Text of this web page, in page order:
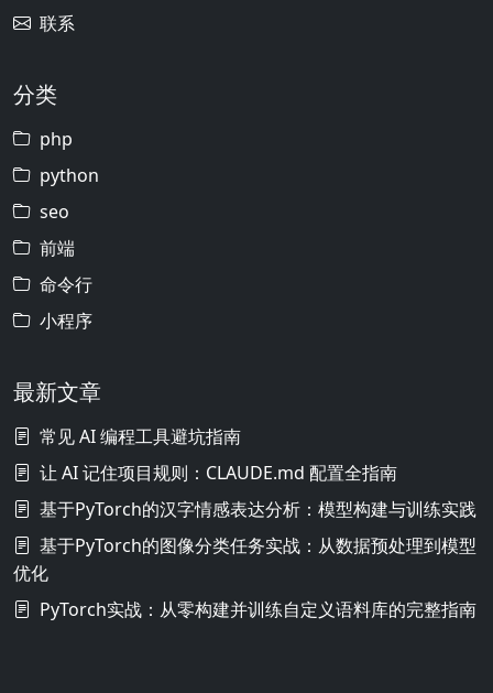
联系
分类
php
python
seo
前端
命令行
小程序
最新文章
常见 AI 编程工具避坑指南
让 AI 记住项目规则：CLAUDE.md 配置全指南
基于PyTorch的汉字情感表达分析：模型构建与训练实践
基于PyTorch的图像分类任务实战：从数据预处理到模型
优化
PyTorch实战：从零构建并训练自定义语料库的完整指南